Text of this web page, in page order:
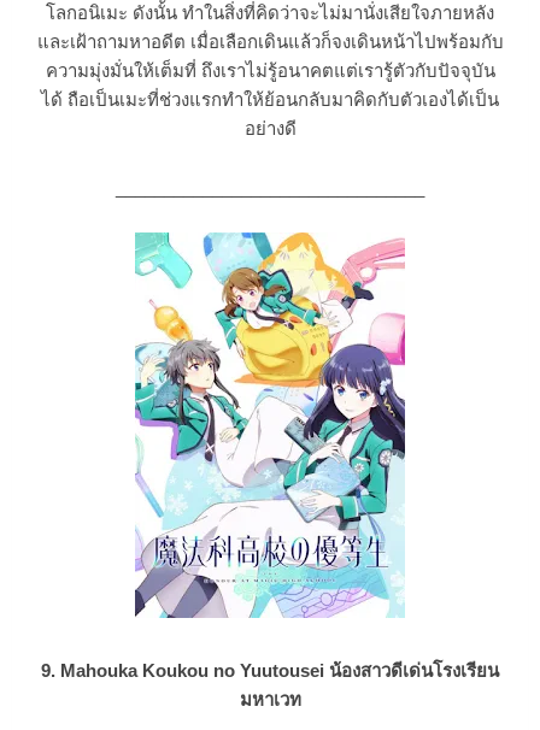
โลกอนิเมะ ดังนั้น ทำในสิ่งที่คิดว่าจะไม่มานั่งเสียใจภายหลัง
และเฝ้าถามหาอดีต เมื่อเลือกเดินแล้วก็จงเดินหน้าไปพร้อมกับ
ความมุ่งมั่นให้เต็มที่ ถึงเราไม่รู้อนาคตแต่เรารู้ตัวกับปัจจุบัน
ได้ ถือเป็นเมะที่ช่วงแรกทำให้ย้อนกลับมาคิดกับตัวเองได้เป็น
อย่างดี
9. Mahouka Koukou no Yuutousei น้องสาวดีเด่นโรงเรียน
มหาเวท